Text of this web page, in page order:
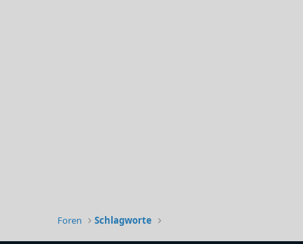
Foren Schlagworte